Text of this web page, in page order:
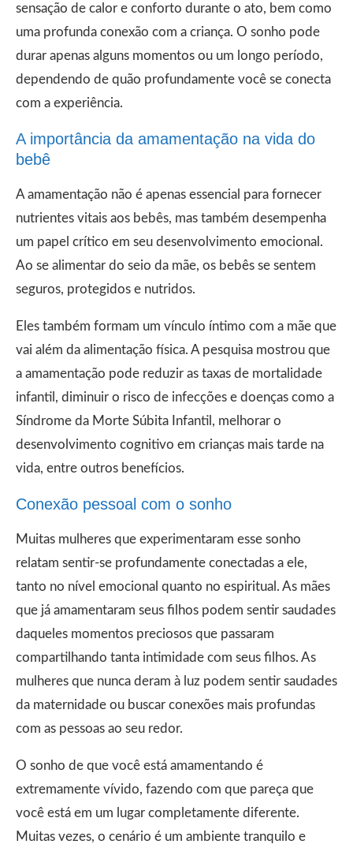
sensação de calor e conforto durante o ato, bem como
uma profunda conexão com a criança. O sonho pode
durar apenas alguns momentos ou um longo período,
dependendo de quão profundamente você se conecta
com a experiência.
A importância da amamentação na vida do
bebê
A amamentação não é apenas essencial para fornecer
nutrientes vitais aos bebês, mas também desempenha
um papel crítico em seu desenvolvimento emocional.
Ao se alimentar do seio da mãe, os bebês se sentem
seguros, protegidos e nutridos.
Eles também formam um vínculo íntimo com a mãe que
vai além da alimentação física. A pesquisa mostrou que
a amamentação pode reduzir as taxas de mortalidade
infantil, diminuir o risco de infecções e doenças como a
Síndrome da Morte Súbita Infantil, melhorar o
desenvolvimento cognitivo em crianças mais tarde na
vida, entre outros benefícios.
Conexão pessoal com o sonho
Muitas mulheres que experimentaram esse sonho
relatam sentir-se profundamente conectadas a ele,
tanto no nível emocional quanto no espiritual. As mães
que já amamentaram seus filhos podem sentir saudades
daqueles momentos preciosos que passaram
compartilhando tanta intimidade com seus filhos. As
mulheres que nunca deram à luz podem sentir saudades
da maternidade ou buscar conexões mais profundas
com as pessoas ao seu redor.
O sonho de que você está amamentando é
extremamente vívido, fazendo com que pareça que
você está em um lugar completamente diferente.
Muitas vezes, o cenário é um ambiente tranquilo e